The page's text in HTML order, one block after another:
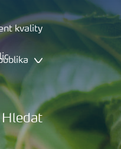
kvality
Hledat